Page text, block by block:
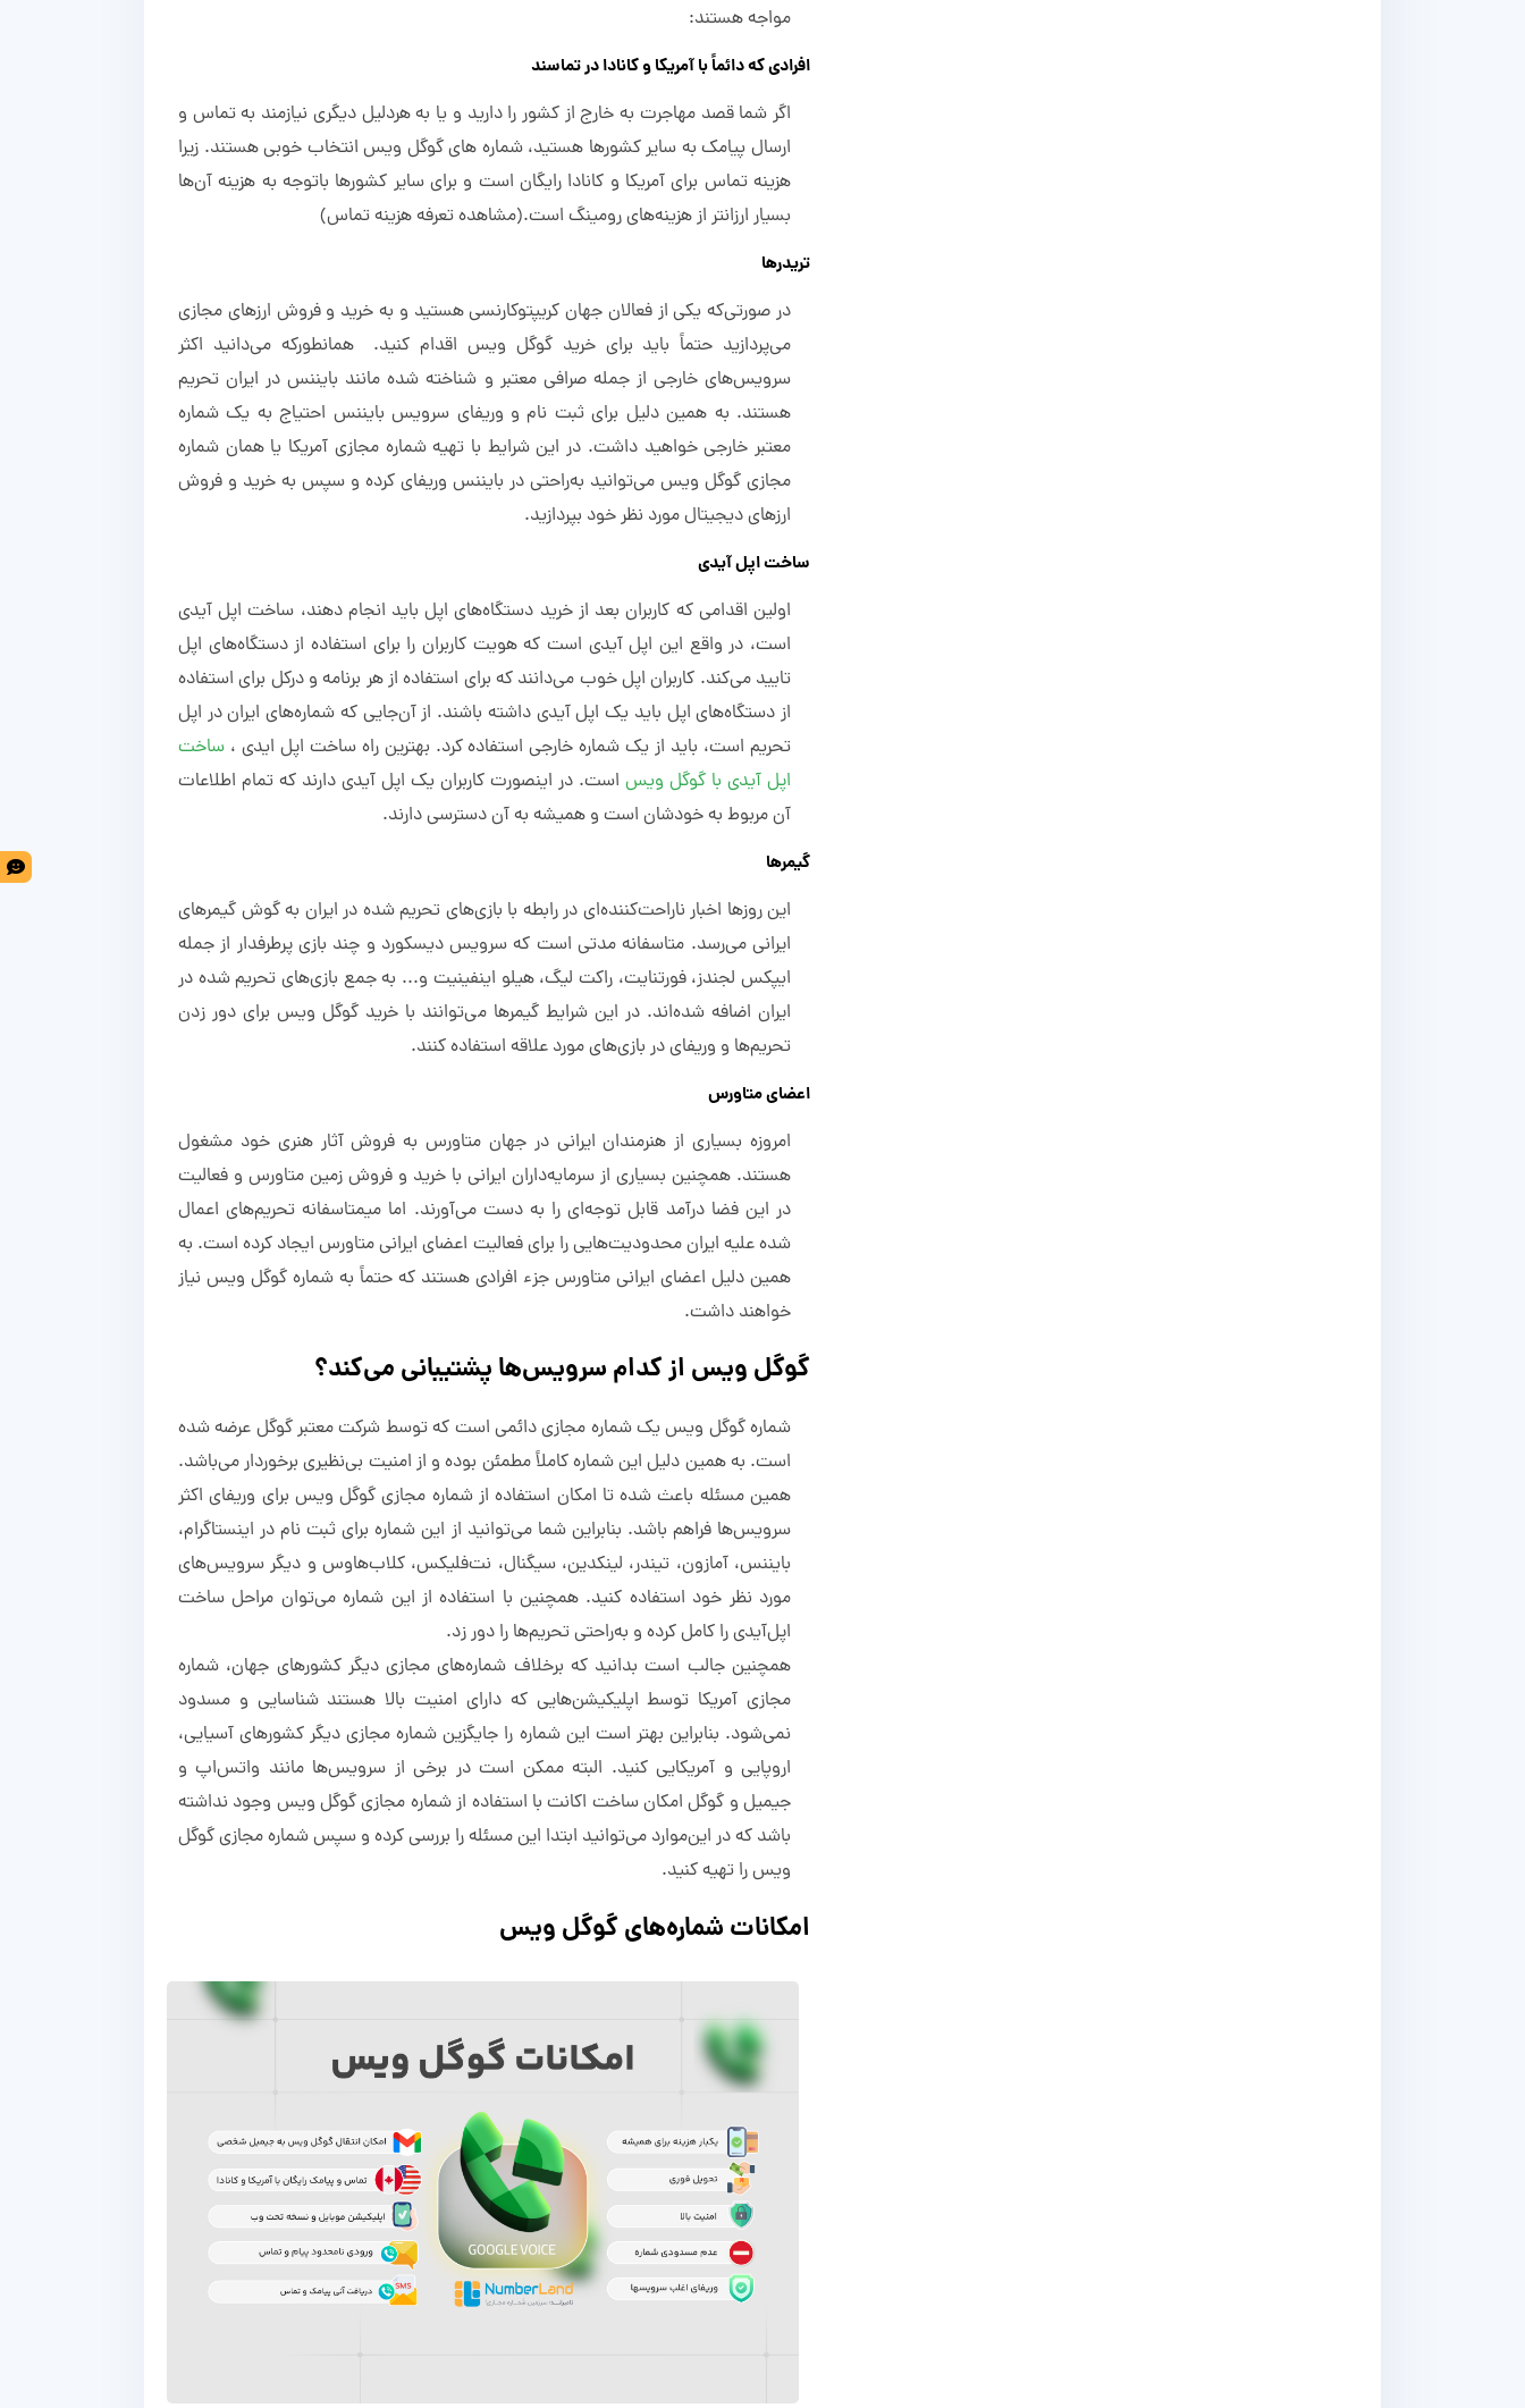
مواجه هستند:
افرادی که دائماً با آمریکا و کانادا در تماسند
اگر شما قصد مهاجرت به خارج از کشور را دارید و یا به هردلیل دیگری نیازمند به تماس و
ارسال پیامک به سایر کشورها هستید، شماره های گوگل ویس انتخاب خوبی هستند. زیرا
هزینه تماس برای آمریکا و کانادا رایگان است و برای سایر کشورها باتوجه به هزینه آن‌ها
بسیار ارزانتر از هزینه‌های رومینگ است.(مشاهده تعرفه هزینه تماس)
تریدرها
در صورتی‌که یکی از فعالان جهان کریپتوکارنسی هستید و به خرید و فروش ارزهای مجازی
می‌پردازید حتماً باید برای خرید گوگل ویس اقدام کنید. همانطورکه می‌دانید اکثر
سرویس‌های خارجی از جمله صرافی معتبر و شناخته شده مانند بایننس در ایران تحریم
هستند. به همین دلیل برای ثبت نام و وریفای سرویس بایننس احتیاج به یک شماره
معتبر خارجی خواهید داشت. در این شرایط با تهیه شماره مجازی آمریکا یا همان شماره
مجازی گوگل ویس می‌توانید به‌راحتی در بایننس وریفای کرده و سپس به خرید و فروش
ارزهای دیجیتال مورد نظر خود بپردازید.
ساخت اپل آیدی
اولین اقدامی که کاربران بعد از خرید دستگاه‌های اپل باید انجام دهند، ساخت اپل آیدی
است، در واقع این اپل آیدی است که هویت کاربران را برای استفاده از دستگاه‌های اپل
تایید می‌کند. کاربران اپل خوب می‌دانند که برای استفاده از هر برنامه و درکل برای استفاده
از دستگاه‌های اپل باید یک اپل آیدی داشته باشند. از آن‌جایی که شماره‌های ایران در اپل
تحریم است، باید از یک شماره خارجی استفاده کرد. بهترین راه ساخت اپل ایدی ، ساخت
اپل آیدی با گوگل ویس است. در اینصورت کاربران یک اپل آیدی دارند که تمام اطلاعات
آن مربوط به خودشان است و همیشه به آن دسترسی دارند.
گیمرها
این روزها اخبار ناراحت‌کننده‌ای در رابطه با بازی‌های تحریم شده در ایران به گوش گیمرهای
ایرانی می‌رسد. متاسفانه مدتی است که سرویس دیسکورد و چند بازی پرطرفدار از جمله
ایپکس لجندز، فورتنایت، راکت لیگ، هیلو اینفینیت و... به جمع بازی‌های تحریم شده در
ایران اضافه شده‌اند. در این شرایط گیمرها می‌توانند با خرید گوگل ویس برای دور زدن
تحریم‌ها و وریفای در بازی‌های مورد علاقه استفاده کنند.
اعضای متاورس
امروزه بسیاری از هنرمندان ایرانی در جهان متاورس به فروش آثار هنری خود مشغول
هستند. همچنین بسیاری از سرمایه‌داران ایرانی با خرید و فروش زمین متاورس و فعالیت
در این فضا درآمد قابل توجه‌ای را به دست می‌آورند. اما میمتاسفانه تحریم‌های اعمال
شده علیه ایران محدودیت‌هایی را برای فعالیت اعضای ایرانی متاورس ایجاد کرده است. به
همین دلیل اعضای ایرانی متاورس جزء افرادی هستند که حتماً به شماره گوگل ویس نیاز
خواهند داشت.
گوگل ویس از کدام سرویس‌ها پشتیبانی می‌کند؟
شماره گوگل ویس یک شماره مجازی دائمی است که توسط شرکت معتبر گوگل عرضه شده
است. به همین دلیل این شماره کاملاً مطمئن بوده و از امنیت بی‌نظیری برخوردار می‌باشد.
همین مسئله باعث شده تا امکان استفاده از شماره مجازی گوگل ویس برای وریفای اکثر
سرویس‌ها فراهم باشد. بنابراین شما می‌توانید از این شماره برای ثبت نام در اینستاگرام،
بایننس، آمازون، تیندر، لینکدین، سیگنال، نت‌فلیکس، کلاب‌هاوس و دیگر سرویس‌های
مورد نظر خود استفاده کنید. همچنین با استفاده از این شماره می‌توان مراحل ساخت
اپل‌آیدی را کامل کرده و به‌راحتی تحریم‌ها را دور زد.
همچنین جالب است بدانید که برخلاف شماره‌های مجازی دیگر کشورهای جهان، شماره
مجازی آمریکا توسط اپلیکیشن‌هایی که دارای امنیت بالا هستند شناسایی و مسدود
نمی‌شود. بنابراین بهتر است این شماره را جایگزین شماره مجازی دیگر کشورهای آسیایی،
اروپایی و آمریکایی کنید. البته ممکن است در برخی از سرویس‌ها مانند واتس‌اپ و
جیمیل و گوگل امکان ساخت اکانت با استفاده از شماره مجازی گوگل ویس وجود نداشته
باشد که در این‌موارد می‌توانید ابتدا این مسئله را بررسی کرده و سپس شماره مجازی گوگل
ویس را تهیه کنید.
امکانات شماره‌های گوگل ویس